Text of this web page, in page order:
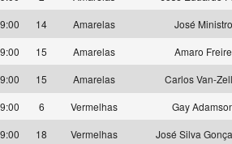
14 Amarelas
José Ministro
15 Amarelas
Amaro Freire
15 Amarelas
Carlos Van-
6 Vermelhas
Gay
18 Vermelhas
José Silva